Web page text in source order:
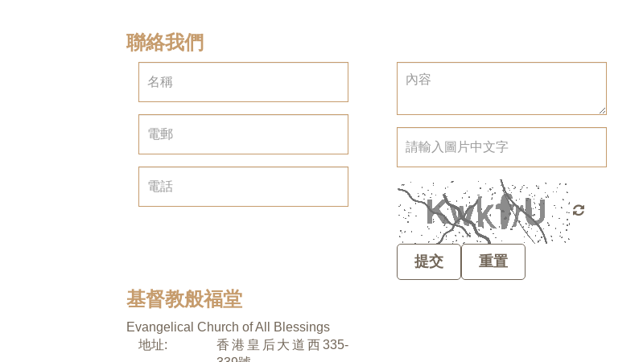
聯絡我們
提交 重置
基督教般福堂
Evangelical Church of All Blessings
地址:
香港皇后大道西335-